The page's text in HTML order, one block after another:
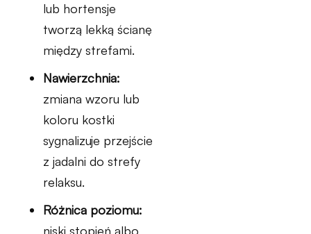
lub hortensje
tworzą lekką ścianę
między strefami.
Nawierzchnia:
zmiana wzoru lub
koloru kostki
sygnalizuje przejście
z jadalni do strefy
relaksu.
Różnica poziomu:
niski stopień albo